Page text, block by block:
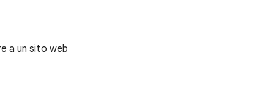
a un sito web